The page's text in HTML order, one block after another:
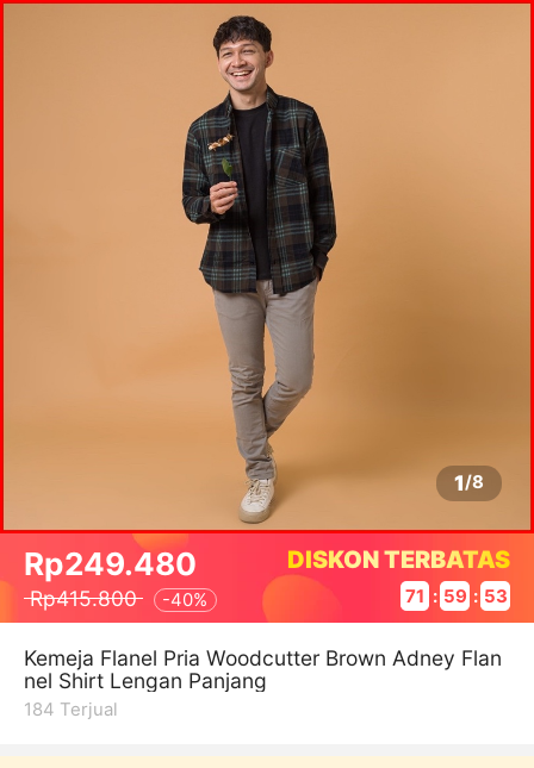
1/8
Rp249.480
Rp415.800 -40%
DISKON TERBATAS
71 : 59 : 52
Kemeja Flanel Pria Woodcutter Brown Adney Flan
nel Shirt Lengan Panjang
184 Terjual